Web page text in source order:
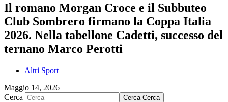
Il romano Morgan Croce e il Subbuteo
Club Sombrero firmano la Coppa Italia
2026. Nella tabellone Cadetti, successo del
ternano Marco Perotti
Altri Sport
Maggio 14, 2026
Cerca
Cerca Cerca